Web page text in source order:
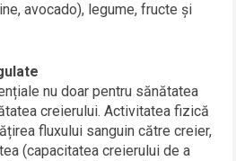
avocado), legume, fructe și
nu doar pentru sănătatea
creierului. Activitatea fizică
fluxului sanguin către creier,
(capacitatea creierului de a